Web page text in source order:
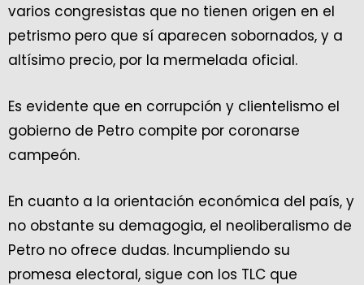
varios congresistas que no tienen origen en el
petrismo pero que sí aparecen sobornados, y a
altísimo precio, por la mermelada oficial.
Es evidente que en corrupción y clientelismo el
gobierno de Petro compite por coronarse
campeón.
En cuanto a la orientación económica del país, y
no obstante su demagogia, el neoliberalismo de
Petro no ofrece dudas. Incumpliendo su
promesa electoral, sigue con los TLC que